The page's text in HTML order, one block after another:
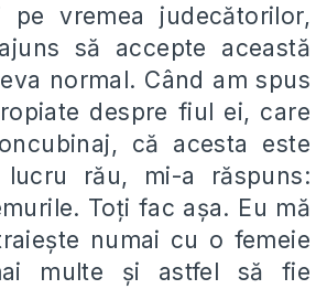
vremea judecătorilor,
să accepte această
normal. Când am spus
despre fiul ei, care
că acesta este
rău, mi-a răspuns:
Toți fac așa. Eu mă
numai cu o femeie
multe și astfel să fie